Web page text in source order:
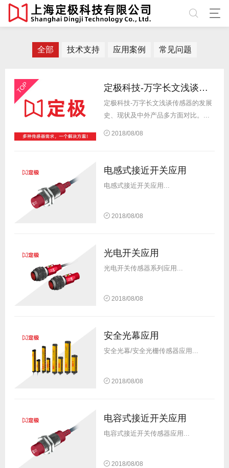
全部 技术支持 应用案例 常见问题
TOP 定极科技-万字长文浅谈传感器的发展史、现状及中外产品多方面对比
定极科技-万字长文浅谈传感器的发展
史、现状及中外产品多方面对比。...
2018/08/08
电感式接近开关应用
电感式接近开关应用...
2018/08/08
光电开关应用
光电开关传感器系列应用...
2018/08/08
安全光幕应用
安全光幕/安全光栅传感器应用...
2018/08/08
电容式接近开关应用
电容式接近开关传感器应用...
2018/08/08